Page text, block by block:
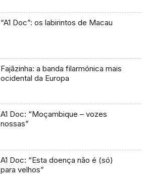
“A1 Doc”: os labirintos de Macau
Fajãzinha: a banda filarmónica mais
ocidental da Europa
A1 Doc: “Moçambique – vozes
nossas”
A1 Doc: “Esta doença não é (só)
para velhos”